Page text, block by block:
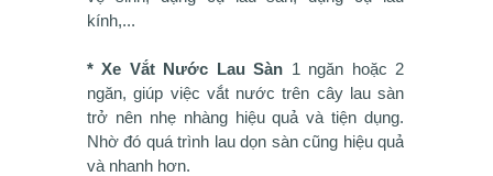
kính,...
* Xe Vắt Nước Lau Sàn 1 ngăn hoặc 2
ngăn, giúp việc vắt nước trên cây lau sàn
trở nên nhẹ nhàng hiệu quả và tiện dụng.
Nhờ đó quá trình lau dọn sàn cũng hiệu quả
và nhanh hơn.